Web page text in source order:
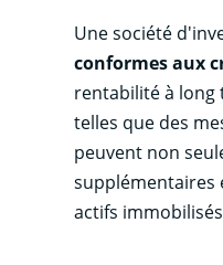
Une société
conformes aux
rentabilité à long
telles que des
peuvent non
supplémentaires
actifs